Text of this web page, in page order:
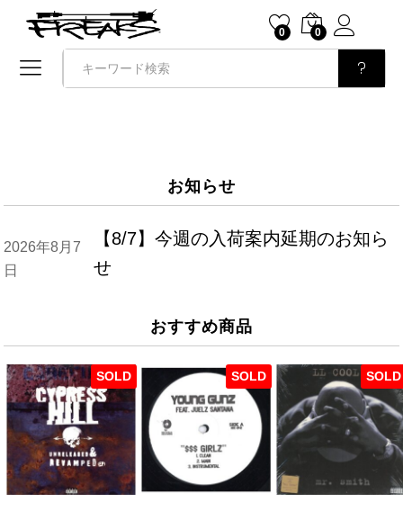
0 0
お知らせ
【8/7】今週の入荷案内延期のお知ら
せ
2026年8月7
日
おすすめ商品
SOLD SOLD SOLD